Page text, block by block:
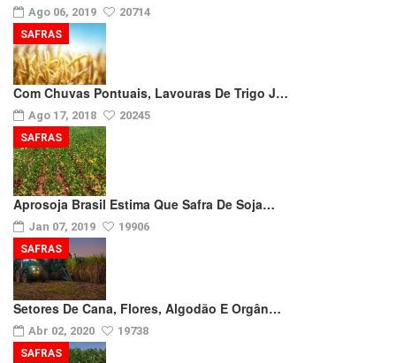
Ago 06, 2019 20714
Com Chuvas Pontuais, Lavouras De Trigo J…
Ago 17, 2018 20245
SAFRAS
Aprosoja Brasil Estima Que Safra De Soja…
Jan 07, 2019 19906
SAFRAS
Setores De Cana, Flores, Algodão E Orgân…
Abr 02, 2020 19738
SAFRAS
SAFRAS